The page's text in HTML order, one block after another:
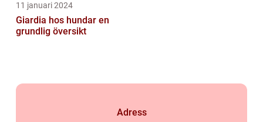
11 januari 2024
Giardia hos hundar en
grundlig översikt
Adress